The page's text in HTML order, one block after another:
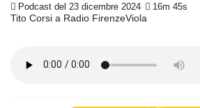
Podcast del 23 dicembre 2024 16m 45s
Tito Corsi a Radio FirenzeViola